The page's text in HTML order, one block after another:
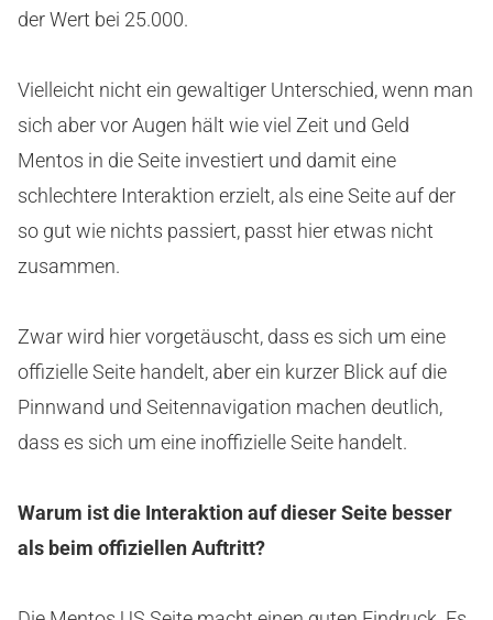
der Wert bei 25.000.
Vielleicht nicht ein gewaltiger Unterschied, wenn man
sich aber vor Augen hält wie viel Zeit und Geld
Mentos in die Seite investiert und damit eine
schlechtere Interaktion erzielt, als eine Seite auf der
so gut wie nichts passiert, passt hier etwas nicht
zusammen.
Zwar wird hier vorgetäuscht, dass es sich um eine
offizielle Seite handelt, aber ein kurzer Blick auf die
Pinnwand und Seitennavigation machen deutlich,
dass es sich um eine inoffizielle Seite handelt.
Warum ist die Interaktion auf dieser Seite besser
als beim offiziellen Auftritt?